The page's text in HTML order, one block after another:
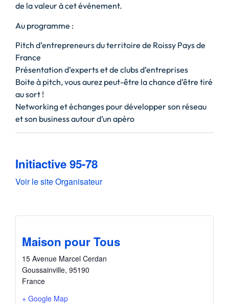
de la valeur à cet événement.
Au programme :
Pitch d’entrepreneurs du territoire de Roissy Pays de
France
Présentation d’experts et de clubs d’entreprises
Boite à pitch, vous aurez peut-être la chance d’être tiré
au sort !
Networking et échanges pour développer son réseau
et son business autour d’un apéro
Initiactive 95-78
Voir le site Organisateur
Maison pour Tous
15 Avenue Marcel Cerdan
Goussainville, 95190
France
+ Google Map